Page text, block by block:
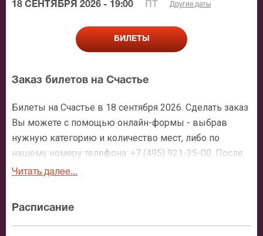
18 СЕНТЯБРЯ 2026 - 19:00 Другие даты
БИЛЕТЫ
Заказ билетов на Счастье
Билеты на Счастье в 18 сентября 2026. Сделать заказ
Вы можете с помощью онлайн-формы - выбрав
нужную категорию и количество мест, либо по
нашему номеру телефона: +7 (495) 921-35-00. После
оформления заявки с Вами свяжется персональный
зале, о том как заказать билет и утвердит адрес
доставки.
Читать далее...
Расписание